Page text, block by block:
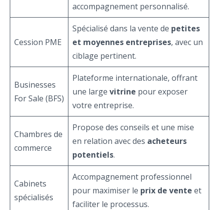
accompagnement personnalisé.
Cession PME
Spécialisé dans la vente de petites
et moyennes entreprises, avec un
ciblage pertinent.
Businesses
For Sale (BFS)
Plateforme internationale, offrant
une large vitrine pour exposer
votre entreprise.
Chambres de
commerce
Propose des conseils et une mise
en relation avec des acheteurs
potentiels.
Cabinets
spécialisés
Accompagnement professionnel
pour maximiser le prix de vente et
faciliter le processus.